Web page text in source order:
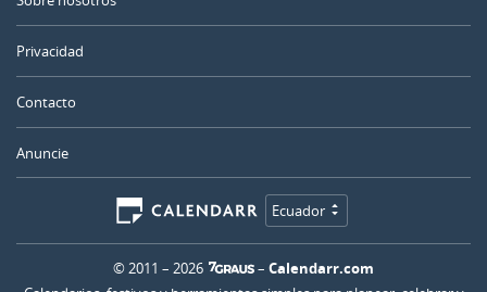
Privacidad
Contacto
Anuncie
Ecuador
© 2011 – 2026 – Calendarr.com